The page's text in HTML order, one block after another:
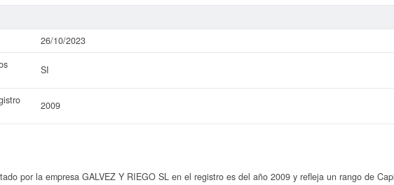
26/10/2023
SI
2009
por la empresa GALVEZ Y RIEGO SL en el registro es del año 2009 y refleja un rango de